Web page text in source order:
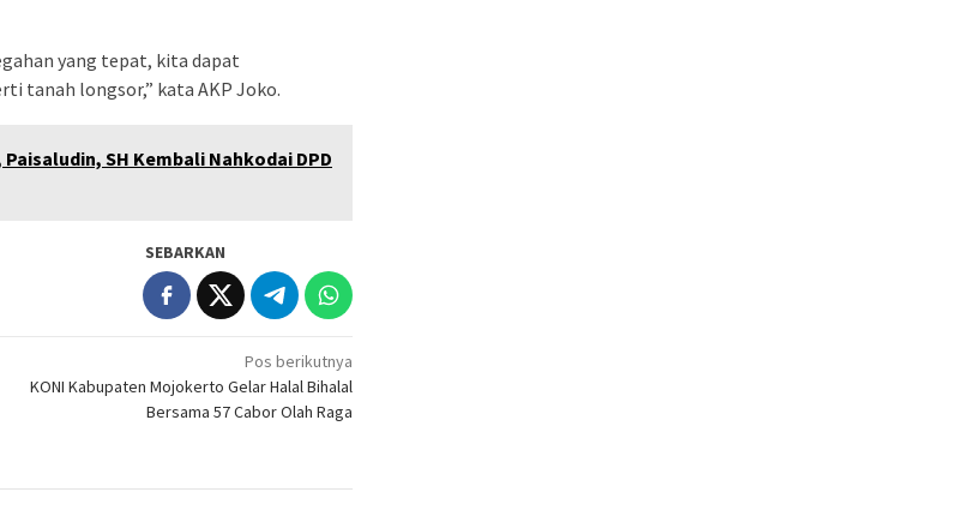
yang tepat, kita dapat
tanah longsor,” kata AKP Joko.
SH Kembali Nahkodai DPD
SEBARKAN
Pos berikutnya
KONI Kabupaten Mojokerto Gelar Halal Bihalal
Bersama 57 Cabor Olah Raga